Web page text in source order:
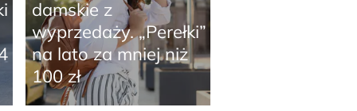
damskie z
wyprzedaży. „Perełki”
na lato za mniej niż
100 zł